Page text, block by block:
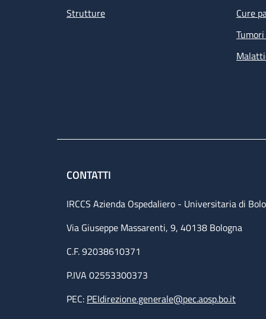
Strutture
Cure
CONTATTI
IRCCS Azienda Ospedaliero - Universitaria di
Via Giuseppe Massarenti, 9, 40138 Bologna
C.F. 92038610371
P.IVA 02553300373
PEC: PEIdirezione.generale@pec.aosp.bo.it